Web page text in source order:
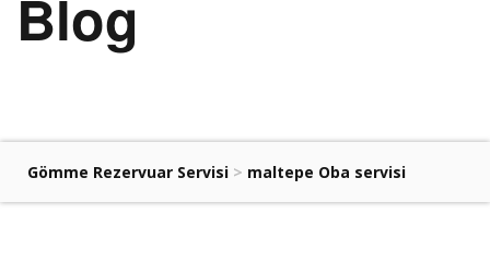
Blog
Gömme Rezervuar Servisi > maltepe Oba servisi